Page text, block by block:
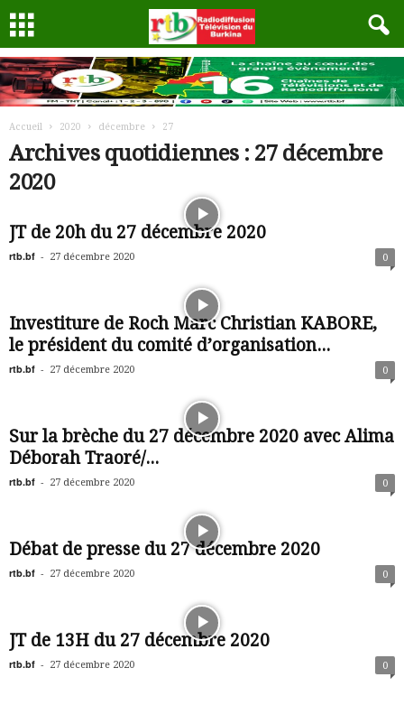
Accueil 2020 décembre 27
Archives quotidiennes : 27 décembre
2020
JT de 20h du 27 décembre 2020
rtb.bf - 27 décembre 2020 0
Investiture de Roch Marc Christian KABORE,
le président du comité d’organisation...
rtb.bf - 27 décembre 2020 0
Sur la brèche du 27 décembre 2020 avec Alima
Déborah Traoré/...
rtb.bf - 27 décembre 2020 0
Débat de presse du 27 décembre 2020
rtb.bf - 27 décembre 2020 0
JT de 13H du 27 décembre 2020
rtb.bf - 27 décembre 2020 0